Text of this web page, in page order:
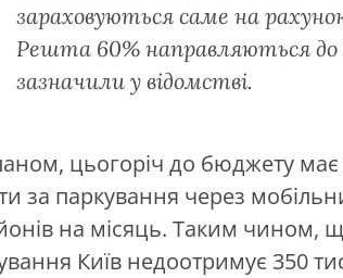
зараховуються саме на
Решта 60% направляються
зазначили у відомстві.
цьогоріч до бюджету має
за паркування через
на місяць. Таким чином,
Київ недоотримує 350